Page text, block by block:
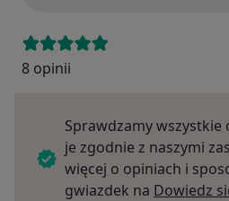
8 opinii
Sprawdzamy
je zgodnie z naszymi
więcej o opiniach i
gwiazdek na Dowiedz